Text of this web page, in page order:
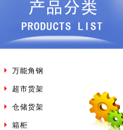
万能角钢
超市货架
仓储货架
箱柜